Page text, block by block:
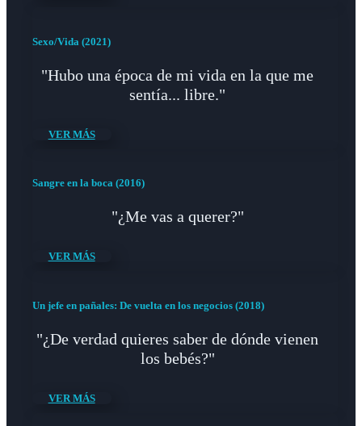
Sexo/Vida (2021)
"Hubo una época de mi vida en la que me
sentía... libre."
VER MÁS
Sangre en la boca (2016)
"¿Me vas a querer?"
VER MÁS
Un jefe en pañales: De vuelta en los negocios (2018)
"¿De verdad quieres saber de dónde vienen
los bebés?"
VER MÁS